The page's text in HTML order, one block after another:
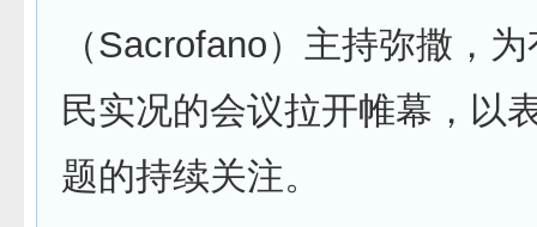
（Sacrofano）主持弥撒，
民实况的会议拉开帷幕，以
题的持续关注。